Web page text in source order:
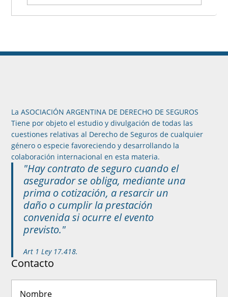
La ASOCIACIÓN ARGENTINA DE DERECHO DE SEGUROS
Tiene por objeto el estudio y divulgación de todas las
cuestiones relativas al Derecho de Seguros de cualquier
género o especie favoreciendo y desarrollando la
colaboración internacional en esta materia.
"Hay contrato de seguro cuando el
asegurador se obliga, mediante una
prima o cotización, a resarcir un
daño o cumplir la prestación
convenida si ocurre el evento
previsto."
Art 1 Ley 17.418.
Contacto